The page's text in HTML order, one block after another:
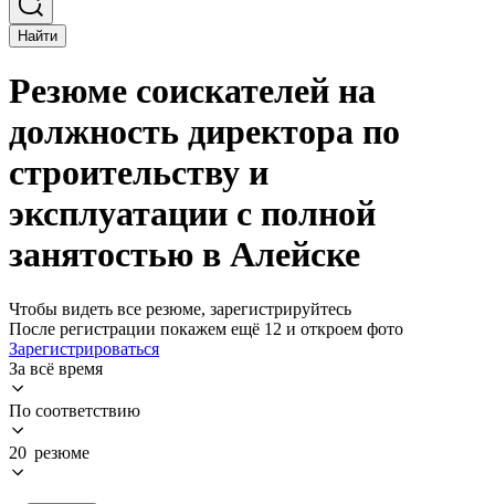
Найти
Резюме соискателей на
должность директора по
строительству и
эксплуатации с полной
занятостью в Алейске
Чтобы видеть все резюме, зарегистрируйтесь
После регистрации покажем ещё 12 и откроем фото
Зарегистрироваться
За всё время
По соответствию
20 резюме